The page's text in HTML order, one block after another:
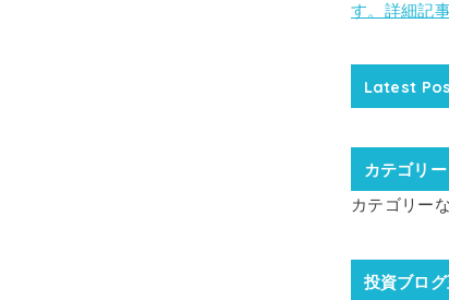
す。詳細記
Latest
カテゴリー
カテゴリー
投資ブロ